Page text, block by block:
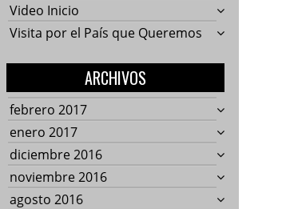
Video Inicio
Visita por el País que Queremos
ARCHIVOS
febrero 2017
enero 2017
diciembre 2016
noviembre 2016
agosto 2016